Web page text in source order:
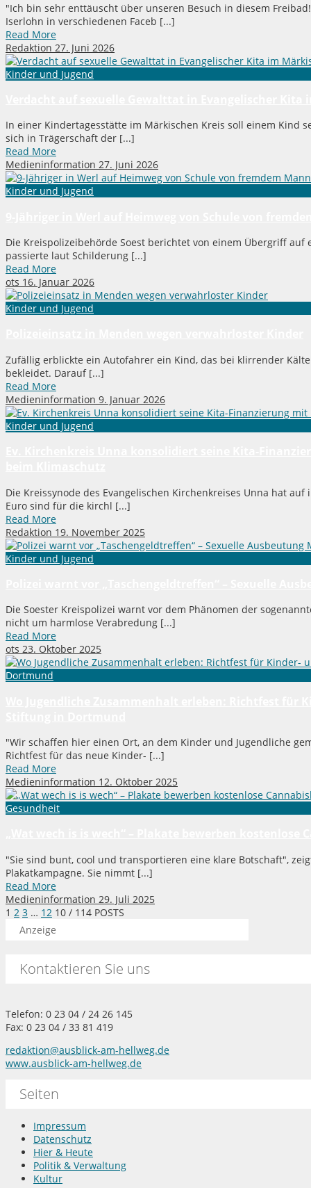
"Ich bin sehr enttäuscht über unseren Besuch in diesem
Iserlohn in verschiedenen Faceb [...]
Read More
Redaktion 27. Juni 2026
Kinder und Jugend
In einer Kindertagesstätte im Märkischen Kreis soll einem Kind
sich in Trägerschaft der [...]
Read More
Medieninformation 27. Juni 2026
Kinder und Jugend
Die Kreispolizeibehörde Soest berichtet von einem Übergriff
passierte laut Schilderung [...]
Read More
ots 16. Januar 2026
Kinder und Jugend
Zufällig erblickte ein Autofahrer ein Kind, das bei klirrender
bekleidet. Darauf [...]
Read More
Medieninformation 9. Januar 2026
Kinder und Jugend
Die Kreissynode des Evangelischen Kirchenkreises Unna hat
Euro sind für die kirchl [...]
Read More
Redaktion 19. November 2025
Kinder und Jugend
Die Soester Kreispolizei warnt vor dem Phänomen der
nicht um harmlose Verabredung [...]
Read More
ots 23. Oktober 2025
Dortmund
"Wir schaffen hier einen Ort, an dem Kinder und Jugendliche
Richtfest für das neue Kinder- [...]
Read More
Medieninformation 12. Oktober 2025
Gesundheit
"Sie sind bunt, cool und transportieren eine klare Botschaft",
Plakatkampagne. Sie nimmt [...]
Read More
Medieninformation 29. Juli 2025
1 2 3 … 12 10 / 114 POSTS
Anzeige
Kontaktieren Sie uns
Telefon: 0 23 04 / 24 26 145
Fax: 0 23 04 / 33 81 419
redaktion@ausblick-am-hellweg.de
www.ausblick-am-hellweg.de
Seiten
Impressum
Datenschutz
Hier & Heute
Politik & Verwaltung
Kultur